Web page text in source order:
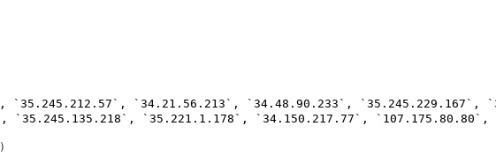
`35.245.212.57`, `34.21.56.213`, `34.48.90.233`, `35.245.229.167`,
`35.245.135.218`, `35.221.1.178`, `34.150.217.77`, `107.175.80.80`,